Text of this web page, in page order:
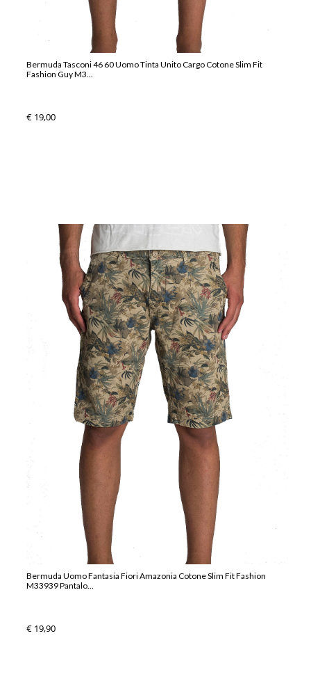
Bermuda Tasconi 46 60 Uomo Tinta Unito Cargo Cotone Slim Fit
Fashion Guy M3...
€ 19,00
Bermuda Uomo Fantasia Fiori Amazonia Cotone Slim Fit Fashion
M33939 Pantalo...
€ 19,90